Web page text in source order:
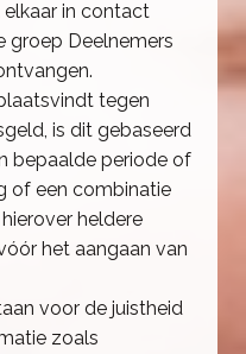
in contact
groep Deelnemers
tegen
is dit gebaseerd
bepaalde periode of
of een combinatie
heldere
het aangaan van
voor de juistheid
zoals